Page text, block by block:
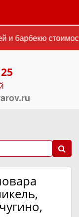
и барбекю